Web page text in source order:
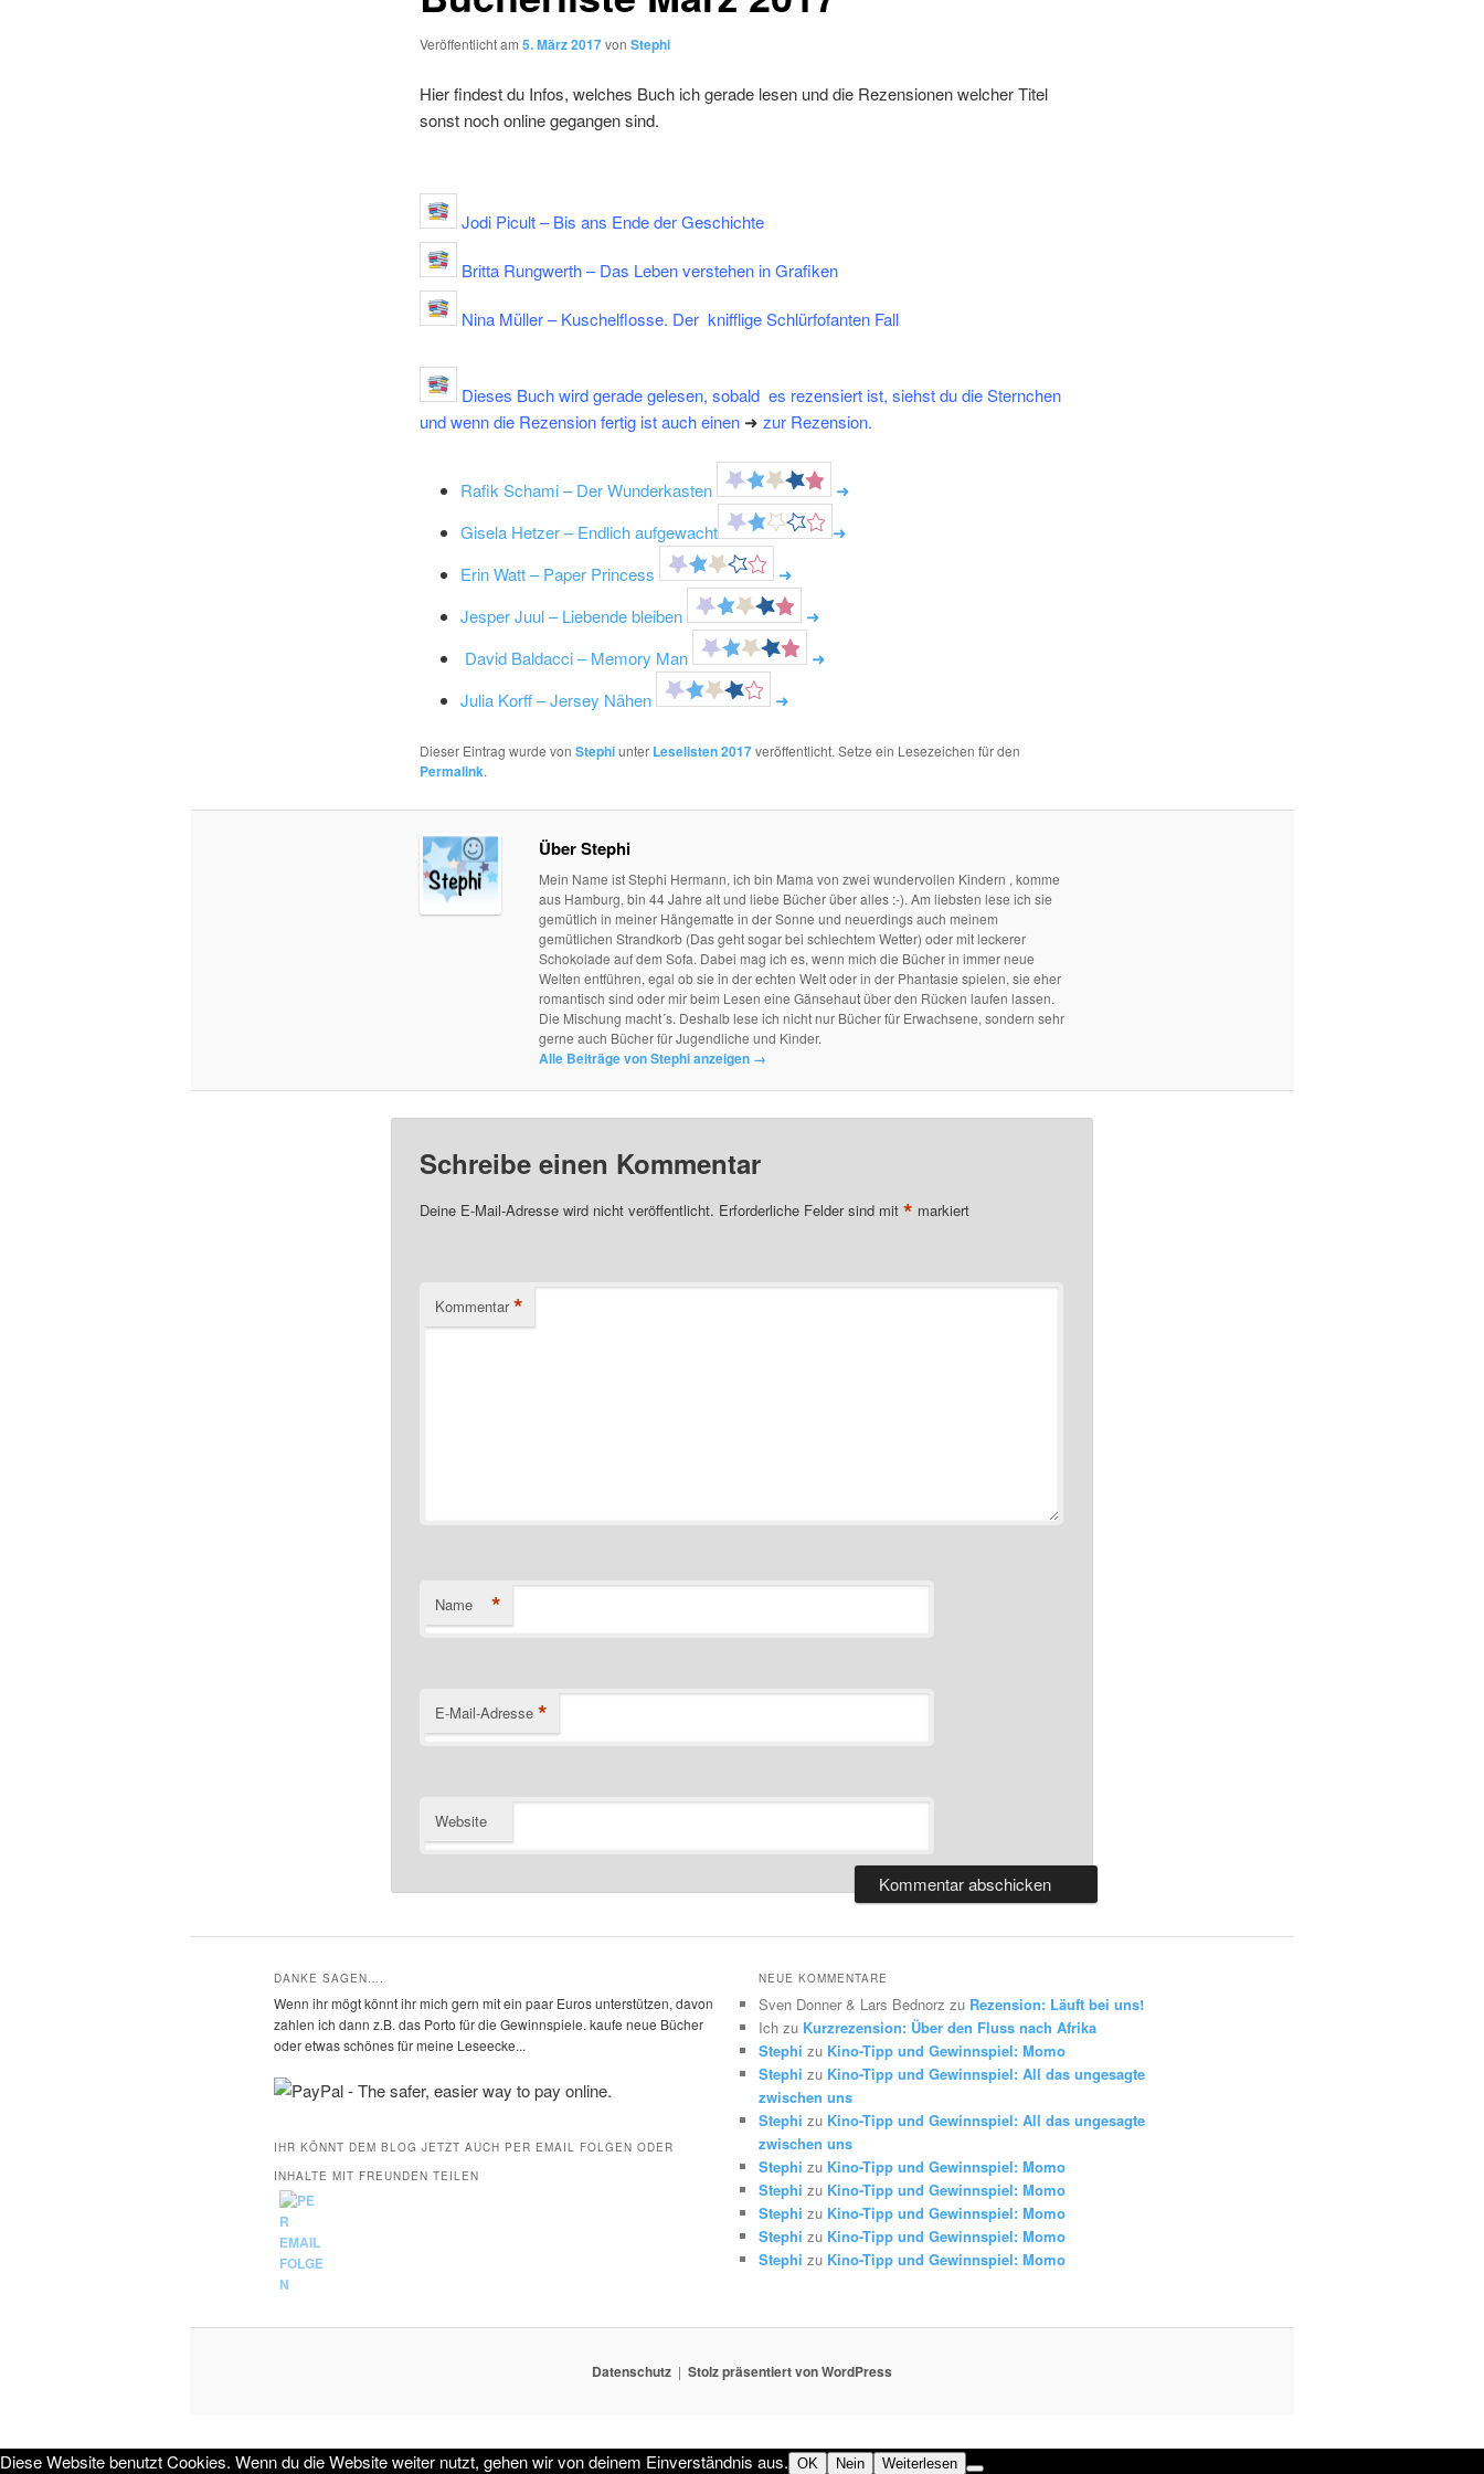
Veröffentlicht am 5. März 2017von Stephi
Hier findest du Infos, welches Buch ich gerade lesen und die Rezensionen welcher Titel
sonst noch online gegangen sind.
Jodi Picult – Bis ans Ende der Geschichte
Britta Rungwerth – Das Leben verstehen in Grafiken
Nina Müller – Kuschelflosse. Der knifflige Schlürfofanten Fall
Dieses Buch wird gerade gelesen, sobald es rezensiert ist, siehst du die Sternchen
und wenn die Rezension fertig ist auch einen ➜ zur Rezension.
Rafik Schami – Der Wunderkasten
➜
Gisela Hetzer – Endlich aufgewacht
➜
Erin Watt – Paper Princess
➜
Jesper Juul – Liebende bleiben
➜
David Baldacci – Memory Man
➜
Julia Korff – Jersey Nähen
➜
Dieser Eintrag wurde von Stephiunter Leselisten 2017veröffentlicht. Setze ein Lesezeichen für den
Permalink.
Über Stephi
Mein Name ist Stephi Hermann, ich bin Mama von zwei wundervollen Kindern , komme
aus Hamburg, bin 44 Jahre alt und liebe Bücher über alles :-). Am liebsten lese ich sie
gemütlich in meiner Hängematte in der Sonne und neuerdings auch meinem
gemütlichen Strandkorb (Das geht sogar bei schlechtem Wetter) oder mit leckerer
Schokolade auf dem Sofa. Dabei mag ich es, wenn mich die Bücher in immer neue
Welten entführen, egal ob sie in der echten Welt oder in der Phantasie spielen, sie eher
romantisch sind oder mir beim Lesen eine Gänsehaut über den Rücken laufen lassen.
Die Mischung macht´s. Deshalb lese ich nicht nur Bücher für Erwachsene, sondern sehr
gerne auch Bücher für Jugendliche und Kinder.
Alle Beiträge von Stephi anzeigen →
Schreibe einen Kommentar
Deine E-Mail-Adresse wird nicht veröffentlicht. Erforderliche Felder sind mit * markiert
Kommentar *
Name *
E-Mail-Adresse *
Website
DANKE SAGEN….
Wenn ihr mögt könnt ihr mich gern mit ein paar Euros unterstützen, davon
zahlen ich dann z.B. das Porto für die Gewinnspiele. kaufe neue Bücher
oder etwas schönes für meine Leseecke...
IHR KÖNNT DEM BLOG JETZT AUCH PER EMAIL FOLGEN ODER
INHALTE MIT FREUNDEN TEILEN
NEUE KOMMENTARE
Sven Donner & Lars Bednorz zu Rezension: Läuft bei uns!
Ich zu Kurzrezension: Über den Fluss nach Afrika
Stephi zu Kino-Tipp und Gewinnspiel: Momo
Stephi zu Kino-Tipp und Gewinnspiel: All das ungesagte
zwischen uns
Stephi zu Kino-Tipp und Gewinnspiel: All das ungesagte
zwischen uns
Stephi zu Kino-Tipp und Gewinnspiel: Momo
Stephi zu Kino-Tipp und Gewinnspiel: Momo
Stephi zu Kino-Tipp und Gewinnspiel: Momo
Stephi zu Kino-Tipp und Gewinnspiel: Momo
Stephi zu Kino-Tipp und Gewinnspiel: Momo
Datenschutz Stolz präsentiert von WordPress
Diese Website benutzt Cookies. Wenn du die Website weiter nutzt, gehen wir von deinem Einverständnis aus. OK Nein Weiterlesen